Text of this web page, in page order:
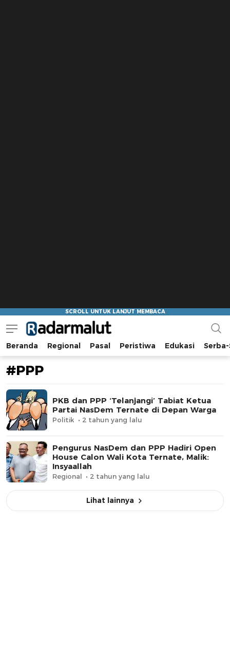
Radar Malut
Bacaan Nyindir
Beranda Regional Pasal Peristiwa Edukasi
#PPP
PKB dan PPP ‘Telanjangi’ Tabiat Ketua
Partai NasDem Ternate di Depan Warga
Politik 2 tahun yang lalu
Pengurus NasDem dan PPP Hadiri Open
House Calon Wali Kota Ternate, Malik:
Insyaallah
Regional 2 tahun yang lalu
Lihat lainnya